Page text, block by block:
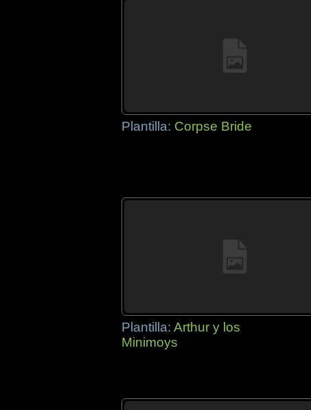
Plantilla: Corpse Bride
Plantilla: Arthur y los
Minimoys